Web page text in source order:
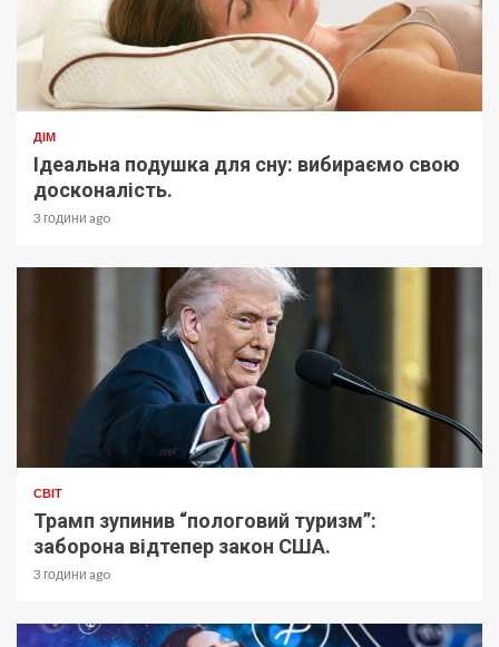
ДІМ
Ідеальна подушка для сну: вибираємо свою
досконалість.
3 години ago
СВІТ
Трамп зупинив “пологовий туризм”:
заборона відтепер закон США.
3 години ago